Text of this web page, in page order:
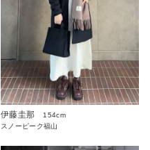
伊藤圭那
154cm
スノーピーク福山